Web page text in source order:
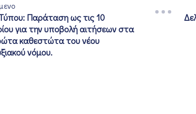
Παράταση ως τις 10
για την υποβολή αιτήσεων στα
καθεστώτα του νέου
νόμου.